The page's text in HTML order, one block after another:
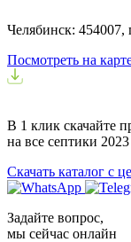
Челябинск:
Посмотреть на
В 1 клик скачайте
на все септики 2023
Скачать каталог с
Задайте вопрос,
мы сейчас онлайн